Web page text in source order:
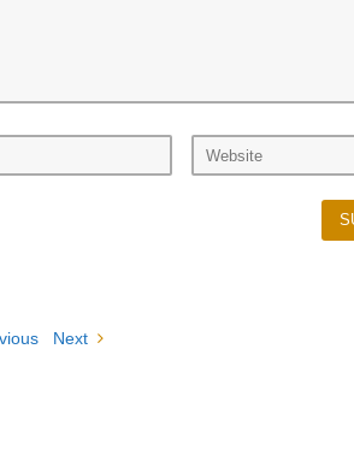
Next